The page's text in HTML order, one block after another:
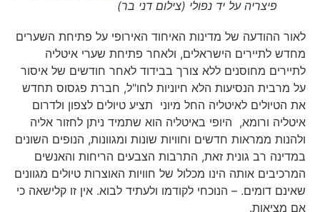
פיצריה על יד נפולי (צילום דני בר)
לאור ההודעה של מדינות האיחוד האירופי על פתיחת השערים
מחדש לתיירים הישראלים, ולאחר פתיחת שערי איטליה
לתיירים מחוסנים ללא צורך בבידוד לאחר חודשים של איסור
על מרבית הנסיעות הלא חיוניות לחו"ל, חברת פגסוס תחדש
את הטיולים לאיטליה החל מיוני תציע טיולים לצפון ולדרום
איטליה ורומא, היופי באיטליה הוא שתמיד ניתן לחזור אליה
ולהנות ממראות חדשים וחוויות שונות ומגוונות, הנופים השונים
במדינה רב גונית זאת, התרבות הצבעים הריחות והאנשים
המרכיבים אותה הינו מכלול של חוויות האוצרות טיולים מגוונים
שאינם דומים. – הנוכחי לקודמו ולעתיד לבוא. אין זו קלישאה כי
אם מציאות.